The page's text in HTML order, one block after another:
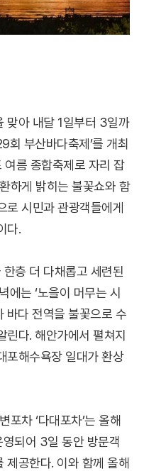
맞아 내달 1일부터 3일까
회 부산바다축제’를 개최
름 종합축제로 자리 잡
하게 밝히는 불꽃쇼와 함
시민과 관광객들에게
다.
층 더 다채롭고 세련된
에는 ‘노을이 머무는 시
바다 전역을 불꽃으로 수
다. 해안가에서 펼쳐지
포해수욕장 일대가 환상
차 ‘다대포차’는 올해
되어 3일 동안 방문객
제공한다. 이와 함께 올해